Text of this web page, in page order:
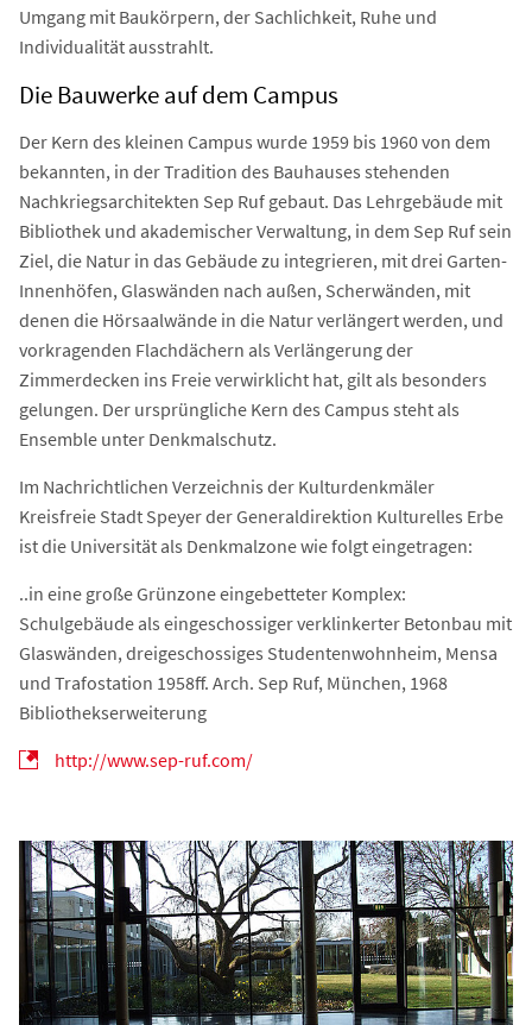
Umgang mit Baukörpern, der Sachlichkeit, Ruhe und
Individualität ausstrahlt.
Die Bauwerke auf dem Campus
Der Kern des kleinen Campus wurde 1959 bis 1960 von dem
bekannten, in der Tradition des Bauhauses stehenden
Nachkriegsarchitekten Sep Ruf gebaut. Das Lehrgebäude mit
Bibliothek und akademischer Verwaltung, in dem Sep Ruf sein
Ziel, die Natur in das Gebäude zu integrieren, mit drei Garten-
Innenhöfen, Glaswänden nach außen, Scherwänden, mit
denen die Hörsaalwände in die Natur verlängert werden, und
vorkragenden Flachdächern als Verlängerung der
Zimmerdecken ins Freie verwirklicht hat, gilt als besonders
gelungen. Der ursprüngliche Kern des Campus steht als
Ensemble unter Denkmalschutz.
Im Nachrichtlichen Verzeichnis der Kulturdenkmäler
Kreisfreie Stadt Speyer der Generaldirektion Kulturelles Erbe
ist die Universität als Denkmalzone wie folgt eingetragen:
..in eine große Grünzone eingebetteter Komplex:
Schulgebäude als eingeschossiger verklinkerter Betonbau mit
Glaswänden, dreigeschossiges Studentenwohnheim, Mensa
und Trafostation 1958ff. Arch. Sep Ruf, München, 1968
Bibliothekserweiterung
http://www.sep-ruf.com/